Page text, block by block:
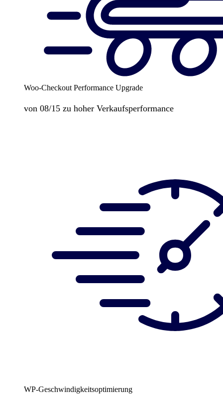
Woo-Checkout Performance Upgrade
von 08/15 zu hoher Verkaufsperformance
WP-Geschwindigkeitsoptimierung